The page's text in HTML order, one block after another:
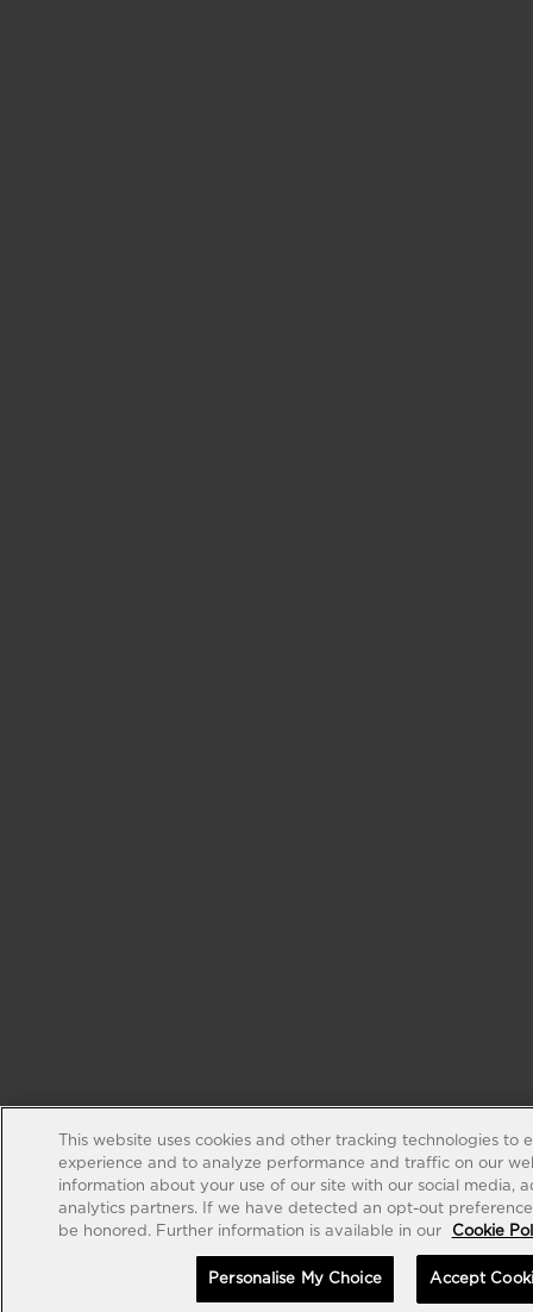
This website uses cookies and other tracking technologies to
experience and to analyze performance and traffic on our
information about your use of our site with our social media,
analytics partners. If we have detected an opt-out
be honored. Further information is available in our
Cookie
Personalise My Choice Accept